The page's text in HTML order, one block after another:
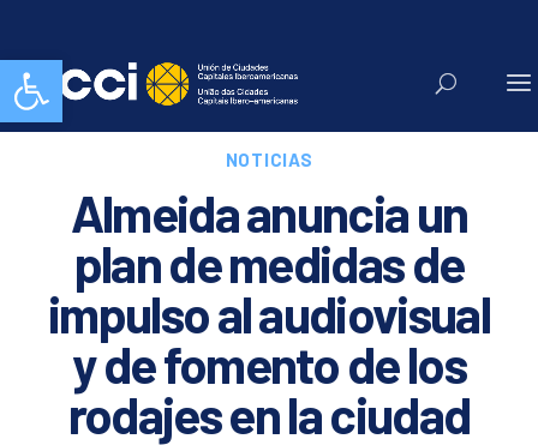
Abrir barra de herramientas
NOTICIAS
Almeida anuncia un
plan de medidas de
impulso al audiovisual
y de fomento de los
rodajes en la ciudad